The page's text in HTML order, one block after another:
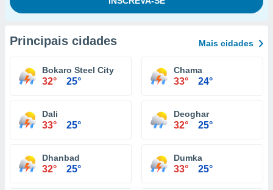
Principais cidades Mais cidades
Bokaro Steel City
32° 25°
Chama
33° 24°
Dali
33° 25°
Deoghar
32° 25°
Dhanbad
32° 25°
Dumka
33° 25°